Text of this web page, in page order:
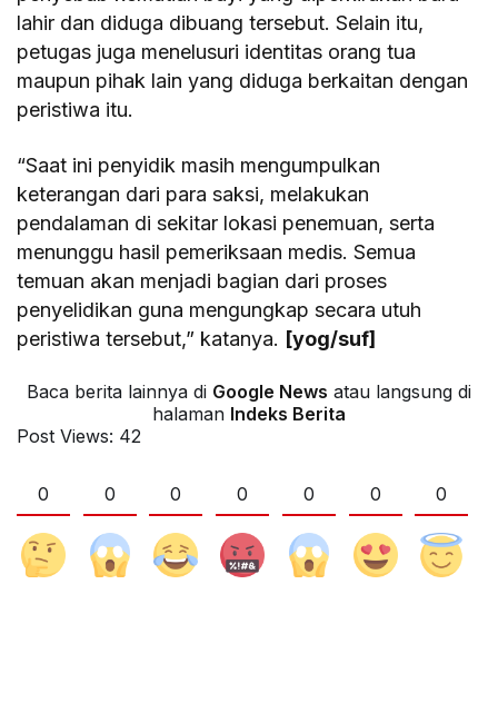
lahir dan diduga dibuang tersebut. Selain itu,
petugas juga menelusuri identitas orang tua
maupun pihak lain yang diduga berkaitan dengan
peristiwa itu.
“Saat ini penyidik masih mengumpulkan
keterangan dari para saksi, melakukan
pendalaman di sekitar lokasi penemuan, serta
menunggu hasil pemeriksaan medis. Semua
temuan akan menjadi bagian dari proses
penyelidikan guna mengungkap secara utuh
peristiwa tersebut,” katanya. [yog/suf]
Baca berita lainnya di Google News atau langsung di
halaman Indeks Berita
Post Views: 42
0 0 0 0 0 0 0